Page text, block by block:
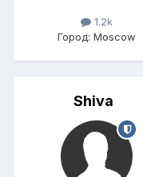
1.2k
Город: Moscow
Shiva